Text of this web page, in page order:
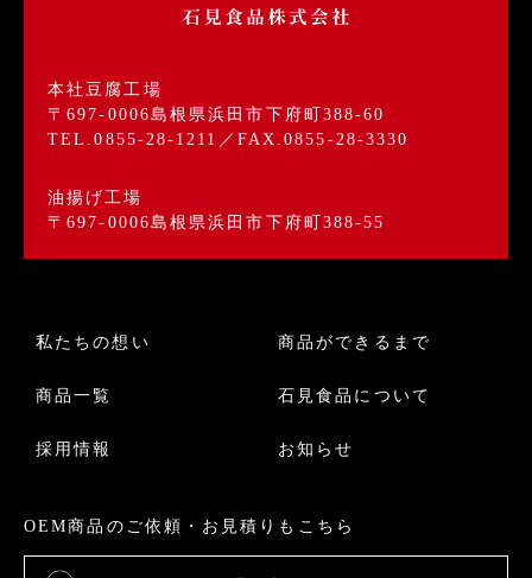
本社豆腐工場
〒697-0006島根県浜田市下府町388-60
TEL.0855-28-1211／FAX.0855-28-3330
油揚げ工場
〒697-0006島根県浜田市下府町388-55
私たちの想い 商品ができるまで
商品一覧 石見食品について
採用情報 お知らせ
OEM商品のご依頼・お見積りもこちら